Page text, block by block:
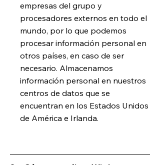
empresas del grupo y
procesadores externos en todo el
mundo, por lo que podemos
procesar información personal en
otros países, en caso de ser
necesario. Almacenamos
información personal en nuestros
centros de datos que se
encuentran en los Estados Unidos
de América e Irlanda.